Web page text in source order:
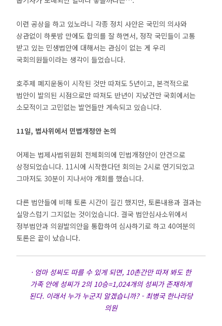
이런 공상을 하고 있노라니 각종 정치 사안은 국민의 의사와
상관없이 하룻밤 만에도 합의를 잘 하면서, 정작 국민들이 고통
받고 있는 민생법안에 대해서는 관심이 없는 게 우리
국회의원들이라는 생각이 들었습니다.
호주제 폐지운동이 시작된 것만 따져도 5년이고, 본격적으로
법안이 발의된 시점으로만 따져도 반년이 지났건만 국회에서는
소모적이고 고민없는 발언들만 계속되고 있습니다.
11일, 법사위에서 민법개정안 논의
어제는 법제사법위원회 전체회의에 민법개정안이 안건으로
상정되었습니다. 11시에 시작한다던 회의는 2시로 연기되었고
그마저도 30분이 지나서야 개회를 했습니다.
다른 법안들에 비해 토론 시간이 길긴 했지만, 토론내용과 결과는
실망스럽기 그지없는 것이었습니다. 결국 법안심사소위에서
정부법안과 의원발의안을 통합하여 심사하기로 하고 40여분의
토론은 끝이 났습니다.
· 엄마 성씨도 따를 수 있게 되면, 10촌간만 따져 봐도 한
가족 안에 성씨가 2의 10승=1,024개의 성씨가 존재하게
된다. 이래서 누가 누군지 알겠습니까? - 최병국 한나라당
의원